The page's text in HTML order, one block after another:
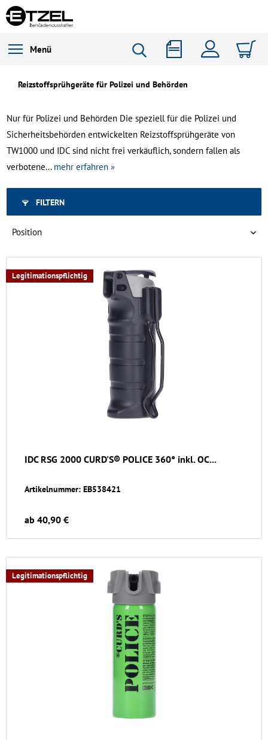
Menü
Reizstoffsprühgeräte für Polizei und Behörden
Nur für Polizei und Behörden Die speziell für die Polizei und
Sicherheitsbehörden entwickelten Reizstoffsprühgeräte von
TW1000 und IDC sind nicht frei verkäuflich, sondern fallen als
verbotene... mehr erfahren »
FILTERN
Legitimationspflichtig
IDC RSG 2000 CURD'S® POLICE 360° inkl. OC...
Artikelnummer: EB538421
ab 40,90 €
Legitimationspflichtig